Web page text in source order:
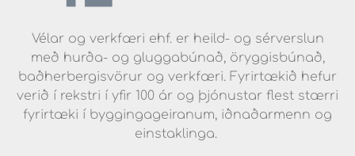
Vélar og verkfæri ehf. er heild- og sérverslun
með hurða- og gluggabúnað, öryggisbúnað,
baðherbergisvörur og verkfæri. Fyrirtækið hefur
verið í rekstri í yfir 100 ár og þjónustar flest stærri
fyrirtæki í byggingageiranum, iðnaðarmenn og
einstaklinga.